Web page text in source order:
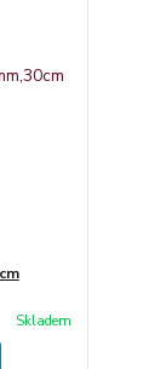
Skladem